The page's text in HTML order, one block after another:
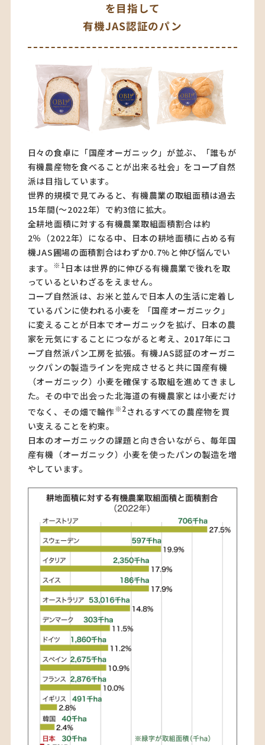
を目指して
有機JAS認証のパン
日々の食卓に「国産オーガニック」が並ぶ、「誰もが
有機農産物を食べることが出来る社会」をコープ自然
派は目指しています。
世界的規模で見てみると、有機農業の取組面積は過去
15年間(～2022年）で約3倍に拡大。
全耕地面積に対する有機農業取組面積割合は約
2％（2022年）になる中、日本の耕地面積に占める有
機JAS圃場の面積割合はわずか0.7%と伸び悩んでい
ます。
※1日本は世界的に伸びる有機農業で後れを取
っているといわざるをえません。
コープ自然派は、お米と並んで日本人の生活に定着し
ているパンに使われる小麦を 「国産オーガニック」
に変えることが日本でオーガニックを拡げ、日本の農
家を元気にすることにつながると考え、2017年にコ
ープ自然派パン工房を拡張。有機JAS認証のオーガニ
ックパンの製造ラインを完成させると共に国産有機
（オーガニック）小麦を確保する取組を進めてきまし
た。その中で出会った北海道の有機農家とは小麦だけ
でなく、その畑で輪作※2されるすべての農産物を買
い支えることを約束。
日本のオーガニックの課題と向き合いながら、毎年国
産有機（オーガニック）小麦を使ったパンの製造を増
やしています。